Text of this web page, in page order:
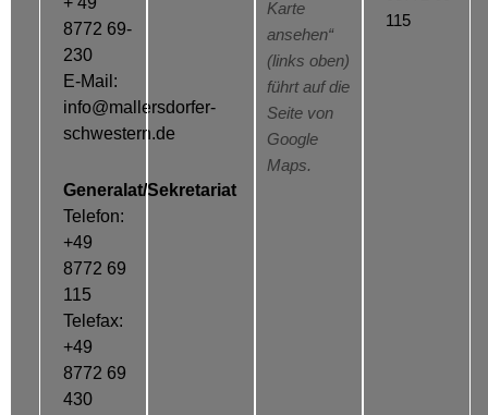
8772 69-
230
E-Mail:
info@mallersdorfer-
schwestern.de
Generalat/Sekretariat
Telefon:
+49
8772 69
115
Telefax:
+49
8772 69
430
Karte
ansehen“
(links oben)
führt auf die
Seite von
Google
Maps.
115